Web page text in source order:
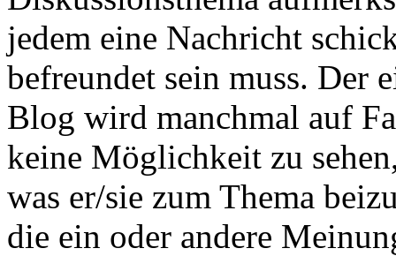
jedem eine Nachricht
befreundet sein muss. Der
Blog wird manchmal auf
keine Möglichkeit zu
was er/sie zum Thema
die ein oder andere